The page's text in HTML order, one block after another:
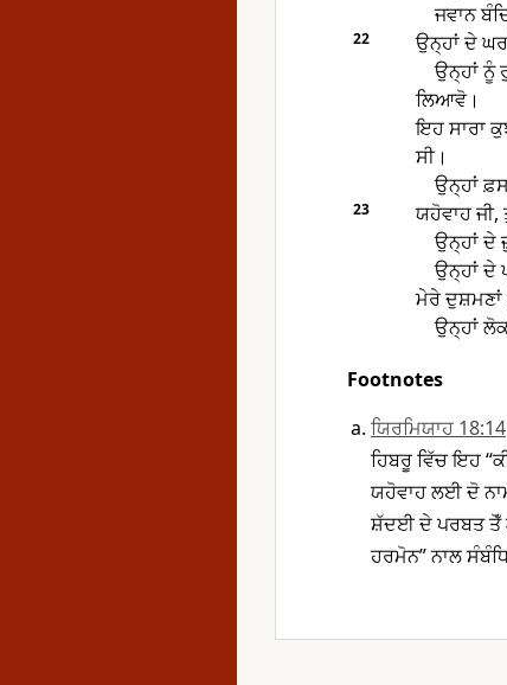
ਜਵਾਨ
22
ਉਨ੍ਹਾਂ ਦੇ
ਉਨ੍ਹਾਂ ਨੂੰ
ਲਿਆਵੋ।
ਇਹ ਸਾਰਾ
ਸੀ।
ਉਨ੍ਹਾਂ
23
ਯਹੋਵਾਹ
ਉਨ੍ਹਾਂ ਦੇ
ਉਨ੍ਹਾਂ ਦੇ
ਮੇਰੇ ਦੁਸ਼ਮਣਾਂ
ਉਨ੍ਹਾਂ
Footnotes
ਯਿਰਮਿਯਾਹ 18:14
ਹਿਬਰੂ ਵਿੱਚ ਇਹ
ਯਹੋਵਾਹ ਲਈ ਦੋ
ਸ਼ੱਦਈ ਦੇ ਪਰਬਤ ਤੋਁ
ਹਰਮੋਨ” ਨਾਲ